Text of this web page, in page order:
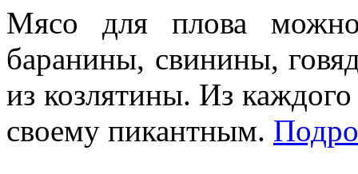
Мясо для плова
баранины, свинины,
из козлятины. Из
своему пикантным.